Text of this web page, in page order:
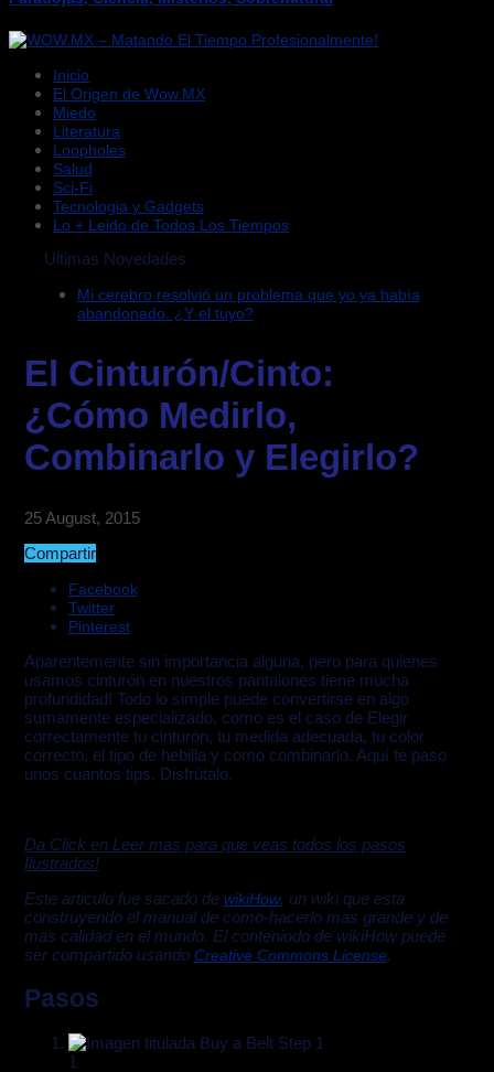
Inicio
El Origen de Wow.MX
Miedo
Literatura
Loopholes
Salud
Sci-Fi
Tecnologia y Gadgets
Lo + Leido de Todos Los Tiempos
Ultimas Novedades
Mi cerebro resolvió un problema que yo ya había
abandonado. ¿Y el tuyo?
El Cinturón/Cinto:
¿Cómo Medirlo,
Combinarlo y Elegirlo?
25 August, 2015
Compartir
Facebook
Twitter
Pinterest
Aparentemente sin importancia alguna, pero para quienes
usamos cinturón en nuestros pantalones tiene mucha
profundidad! Todo lo simple puede convertirse en algo
sumamente especializado, como es el caso de Elegir
correctamente tu cinturón, tu medida adecuada, tu color
correcto, el tipo de hebilla y como combinarlo. Aquí te paso
unos cuantos tips. Disfrútalo.
Da Click en Leer mas para que veas todos los pasos
Ilustrados!
Este articulo fue sacado de wikiHow, un wiki que esta
construyendo el manual de como-hacerlo mas grande y de
mas calidad en el mundo. El conteniodo de wikiHow puede
ser compartido usando Creative Commons License.
Pasos
1